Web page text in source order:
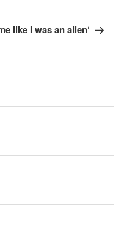
like I was an alien‘